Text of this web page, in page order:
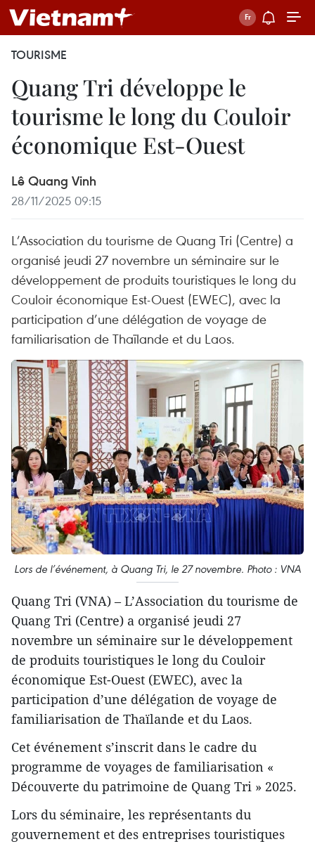
TOURISME
Quang Tri développe le
tourisme le long du Couloir
économique Est-Ouest
Lê Quang Vinh
28/11/2025 09:15
L’Association du tourisme de Quang Tri (Centre) a
organisé jeudi 27 novembre un séminaire sur le
développement de produits touristiques le long du
Couloir économique Est-Ouest (EWEC), avec la
participation d’une délégation de voyage de
familiarisation de Thaïlande et du Laos.
Lors de l’événement, à Quang Tri, le 27 novembre. Photo : VNA
Quang Tri (VNA) – L’Association du tourisme de
Quang Tri (Centre) a organisé jeudi 27
novembre un séminaire sur le développement
de produits touristiques le long du Couloir
économique Est-Ouest (EWEC), avec la
participation d’une délégation de voyage de
familiarisation de Thaïlande et du Laos.
Cet événement s’inscrit dans le cadre du
programme de voyages de familiarisation «
Découverte du patrimoine de Quang Tri » 2025.
Lors du séminaire, les représentants du
gouvernement et des entreprises touristiques